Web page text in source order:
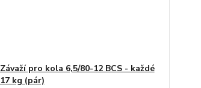
Závaží pro kola 6,5/80-12 BCS - každé
17 kg (pár)